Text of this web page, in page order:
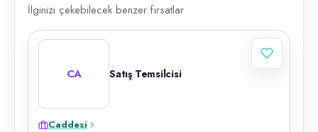
İlginizi çekebilecek benzer fırsatlar
CA Satış Temsilcisi
Caddesi